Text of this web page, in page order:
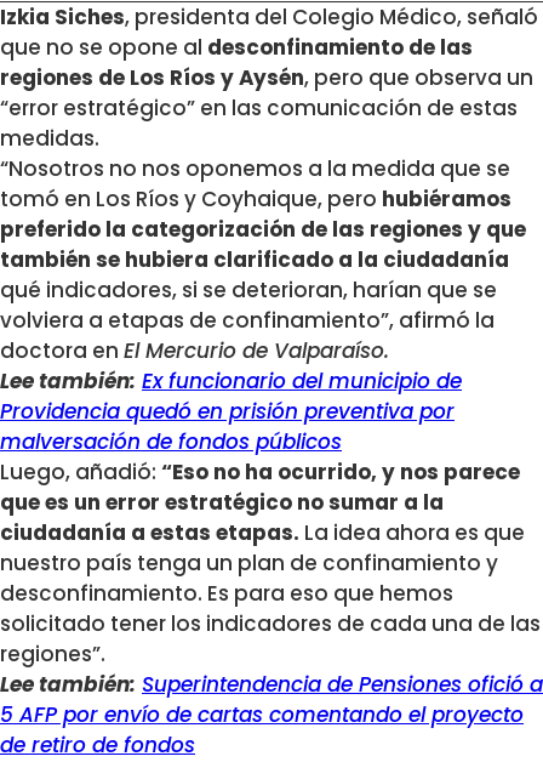
Izkia Siches, presidenta del Colegio Médico, señaló
que no se opone al desconfinamiento de las
regiones de Los Ríos y Aysén, pero que observa un
“error estratégico” en las comunicación de estas
medidas.
“Nosotros no nos oponemos a la medida que se
tomó en Los Ríos y Coyhaique, pero hubiéramos
preferido la categorización de las regiones y que
también se hubiera clarificado a la ciudadanía
qué indicadores, si se deterioran, harían que se
volviera a etapas de confinamiento”, afirmó la
doctora en El Mercurio de Valparaíso.
Lee también: Ex funcionario del municipio de
Providencia quedó en prisión preventiva por
malversación de fondos públicos
Luego, añadió: “Eso no ha ocurrido, y nos parece
que es un error estratégico no sumar a la
ciudadanía a estas etapas. La idea ahora es que
nuestro país tenga un plan de confinamiento y
desconfinamiento. Es para eso que hemos
solicitado tener los indicadores de cada una de las
regiones”.
Lee también: Superintendencia de Pensiones ofició a
5 AFP por envío de cartas comentando el proyecto
de retiro de fondos